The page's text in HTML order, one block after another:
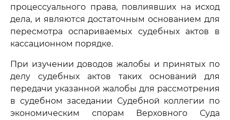
процессуального права, повлиявших на исход
дела, и являются достаточным основанием для
пересмотра оспариваемых судебных актов в
кассационном порядке.
При изучении доводов жалобы и принятых по
делу судебных актов таких оснований для
передачи указанной жалобы для рассмотрения
в судебном заседании Судебной коллегии по
экономическим спорам Верховного Суда